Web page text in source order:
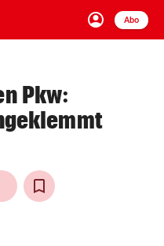
account_circle
Anmelden
Abo
close Schließen
arrow_right
arrow_right
Pkw: